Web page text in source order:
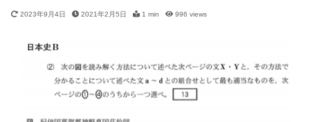
2023年9月4日 2021年2月5日 1 min 996 views